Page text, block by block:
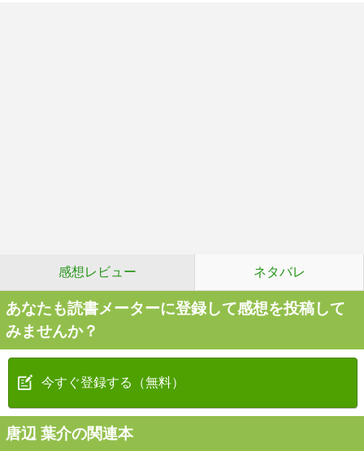
感想レビュー ネタバレ
あなたも読書メーターに登録して感想を投稿して
みませんか？
今すぐ登録する（無料）
唐辺 葉介の関連本